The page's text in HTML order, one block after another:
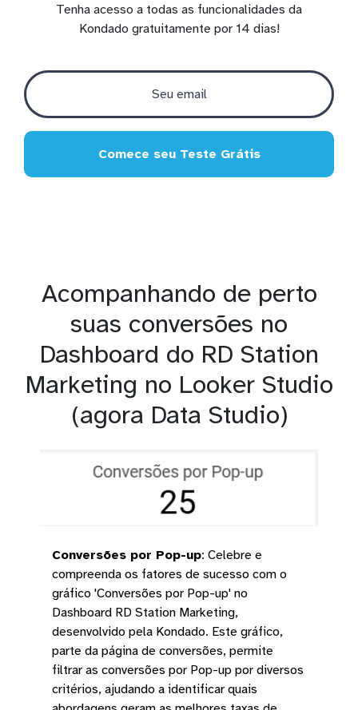
Tenha acesso a todas as funcionalidades da
Kondado gratuitamente por 14 dias!
Comece seu Teste Grátis
Acompanhando de perto
suas conversões no
Dashboard do RD Station
Marketing no Looker Studio
(agora Data Studio)
Conversões por Pop-up: Celebre e
compreenda os fatores de sucesso com o
gráfico 'Conversões por Pop-up' no
Dashboard RD Station Marketing,
desenvolvido pela Kondado. Este gráfico,
parte da página de conversões, permite
filtrar as conversões por Pop-up por diversos
critérios, ajudando a identificar quais